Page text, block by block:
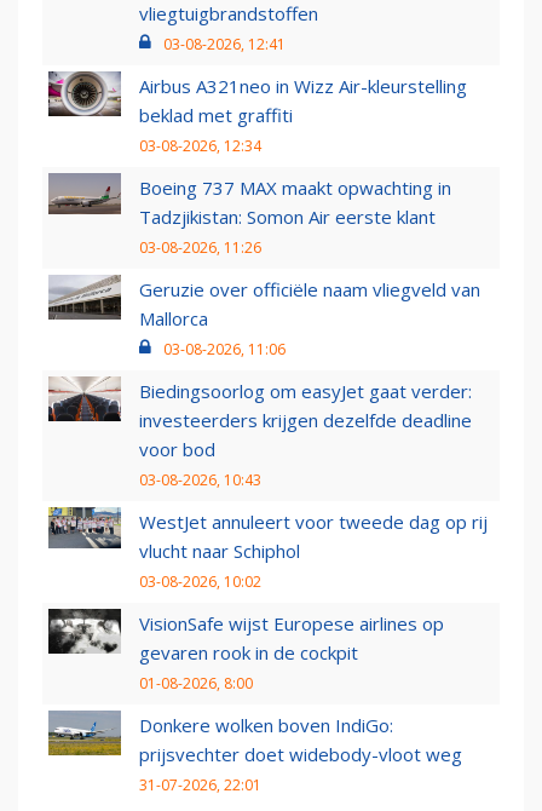
vliegtuigbrandstoffen
03-08-2026, 12:41
Airbus A321neo in Wizz Air-kleurstelling
beklad met graffiti
03-08-2026, 12:34
Boeing 737 MAX maakt opwachting in
Tadzjikistan: Somon Air eerste klant
03-08-2026, 11:26
Geruzie over officiële naam vliegveld van
Mallorca
03-08-2026, 11:06
Biedingsoorlog om easyJet gaat verder:
investeerders krijgen dezelfde deadline
voor bod
03-08-2026, 10:43
WestJet annuleert voor tweede dag op rij
vlucht naar Schiphol
03-08-2026, 10:02
VisionSafe wijst Europese airlines op
gevaren rook in de cockpit
01-08-2026, 8:00
Donkere wolken boven IndiGo:
prijsvechter doet widebody-vloot weg
31-07-2026, 22:01